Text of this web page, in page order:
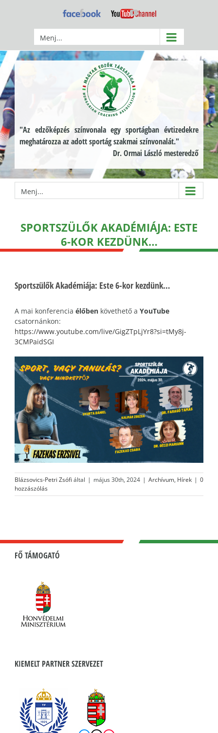
Facebook YouTube
Menj...
"Az edzőképzés színvonala egy sportágban évtizedekre
meghatározza az adott sportág szakmai színvonalát."
Dr. Ormai László mesteredző
Menj...
SPORTSZÜLŐK AKADÉMIÁJA: ESTE
6-KOR KEZDÜNK…
Sportszülők Akadémiája: Este 6-kor kezdünk…
A mai konferencia élőben követhető a YouTube
csatornánkon:
https://www.youtube.com/live/GigZTpLjYr8?si=tMy8j-
3CMPaidSGI
Blázsovics-Petri Zsófi által | május 30th, 2024 | Archívum, Hírek | 0
hozzászólás
FŐ TÁMOGATÓ
KIEMELT PARTNER SZERVEZET